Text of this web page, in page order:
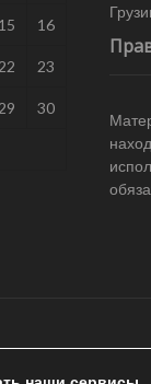
15 16
23
30